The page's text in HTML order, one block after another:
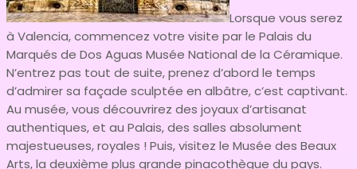
Lorsque vous serez
à Valencia, commencez votre visite par le Palais du
Marqués de Dos Aguas Musée National de la Céramique.
N’entrez pas tout de suite, prenez d’abord le temps
d’admirer sa façade sculptée en albâtre, c’est captivant.
Au musée, vous découvrirez des joyaux d’artisanat
authentiques, et au Palais, des salles absolument
majestueuses, royales ! Puis, visitez le Musée des Beaux
Arts, la deuxième plus grande pinacothèque du pays.